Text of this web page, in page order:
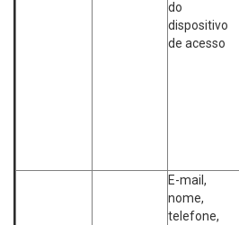
do
dispositivo
de acesso
E-mail,
nome,
telefone,